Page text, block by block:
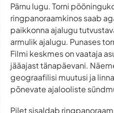
Pärnu lugu. Torni
ringpanoraamkinos saab
paikkonna ajalugu
armulik ajalugu. Punases
Filmi keskmes on vaataja
jääajast tänapäevani.
geograafilisi muutusi ja
põnevate ajalooliste
Pilet sisaldab